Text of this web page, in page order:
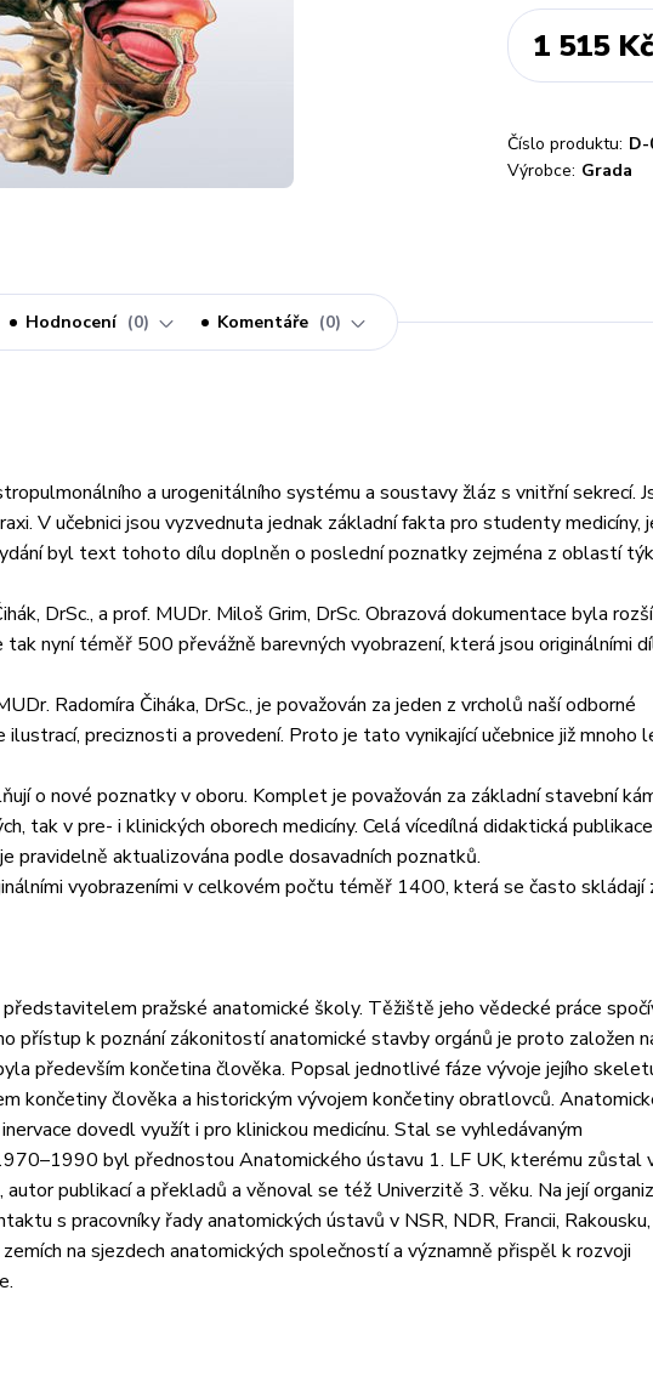
1 515 Kč
Číslo produktu: D-
Výrobce: Grada
Hodnocení 0 Komentáře 0
a urogenitálního systému a soustavy žláz s vnitřní sekrecí.
V učebnici jsou vyzvednuta jednak základní fakta pro studenty medicíny,
byl text tohoto dílu doplněn o poslední poznatky zejména z oblastí
DrSc., a prof. MUDr. Miloš Grim, DrSc. Obrazová dokumentace byla
nyní téměř 500 převážně barevných vyobrazení, která jsou originálními
Radomíra Čiháka, DrSc., je považován za jeden z vrcholů naší odborné
preciznosti a provedení. Proto je tato vynikající učebnice již mnoho
o nové poznatky v oboru. Komplet je považován za základní stavební
tak v pre- i klinických oborech medicíny. Celá vícedílná didaktická
pravidelně aktualizována podle dosavadních poznatků.
vyobrazeními v celkovém počtu téměř 1400, která se často skládají
pražské anatomické školy. Těžiště jeho vědecké práce
přístup k poznání zákonitostí anatomické stavby orgánů je proto založen
především končetina člověka. Popsal jednotlivé fáze vývoje jejího
končetiny člověka a historickým vývojem končetiny obratlovců.
dovedl využít i pro klinickou medicínu. Stal se vyhledávaným
byl přednostou Anatomického ústavu 1. LF UK, kterému zůstal
publikací a překladů a věnoval se též Univerzitě 3. věku. Na její
s pracovníky řady anatomických ústavů v NSR, NDR, Francii, Rakousku,
na sjezdech anatomických společností a významně přispěl k rozvoji